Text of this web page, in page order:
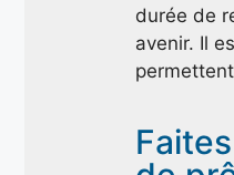
durée de
avenir. Il